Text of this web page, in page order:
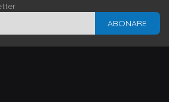
ABONARE